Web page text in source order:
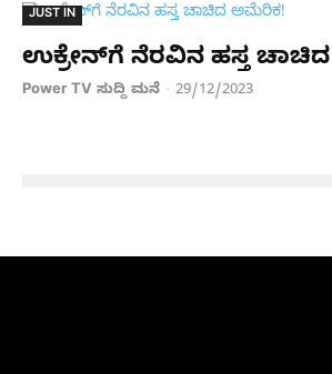
JUST IN
ಉಕ್ರೇನ್​ಗೆ ನೆರವಿನ ಹಸ್ತ
Power TV ಸುದ್ದಿ ಮನೆ - 29/12/2023